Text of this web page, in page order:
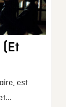
(Et
est